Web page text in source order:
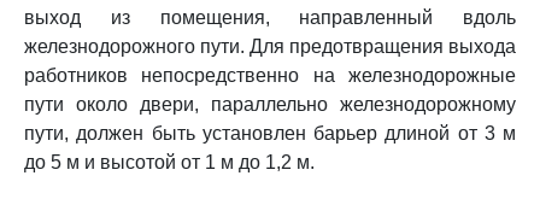
выход из помещения, направленный вдоль
железнодорожного пути. Для предотвращения выхода
работников непосредственно на железнодорожные
пути около двери, параллельно железнодорожному
пути, должен быть установлен барьер длиной от 3 м
до 5 м и высотой от 1 м до 1,2 м.